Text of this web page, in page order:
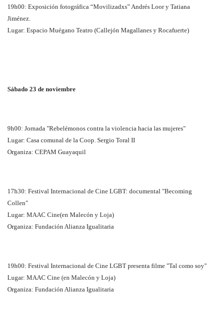
19h00: Exposición fotográfica “Movilizadxs” Andrés Loor y Tatiana
Jiménez.
Lugar: Espacio Muégano Teatro (Callejón Magallanes y Rocafuerte)
Sábado 23 de noviembre
9h00: Jornada "Rebelémonos contra la violencia hacia las mujeres"
Lugar: Casa comunal de la Coop. Sergio Toral II
Organiza: CEPAM Guayaquil
17h30: Festival Internacional de Cine LGBT: documental "Becoming
Collen"
Lugar: MAAC Cine(en Malecón y Loja)
Organiza: Fundación Alianza Igualitaria
19h00: Festival Internacional de Cine LGBT presenta filme "Tal como soy"
Lugar: MAAC Cine (en Malecón y Loja)
Organiza: Fundación Alianza Igualitaria